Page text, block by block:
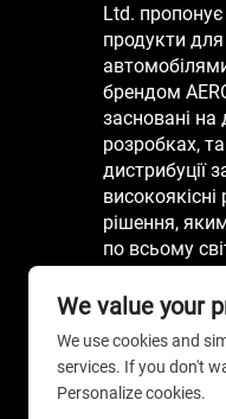
Ltd.
продукти
брендом
засновані на
розробках,
дистрибуції
рішення,
по всьому
We value your
We use cookies and
services. If you don't
Personalize cookies.